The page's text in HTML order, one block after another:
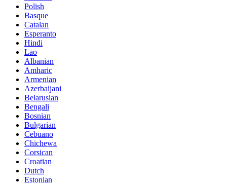
Polish
Basque
Catalan
Esperanto
Hindi
Lao
Albanian
Amharic
Armenian
Azerbaijani
Belarusian
Bengali
Bosnian
Bulgarian
Cebuano
Chichewa
Corsican
Croatian
Dutch
Estonian